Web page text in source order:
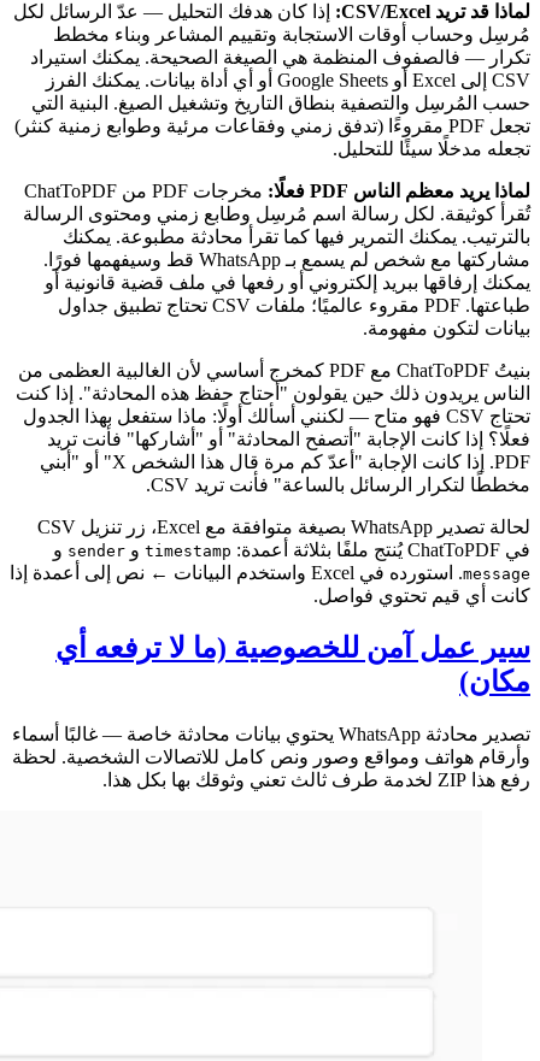
لماذا قد تريد CSV/Excel:
إذا كان هدفك التحليل — عدّ الرسائل لكل
مُرسِل وحساب أوقات الاستجابة وتقييم المشاعر وبناء مخطط
تكرار — فالصفوف المنظمة هي الصيغة الصحيحة. يمكنك استيراد
CSV إلى Excel أو Google Sheets أو أي أداة بيانات. يمكنك الفرز
حسب المُرسِل والتصفية بنطاق التاريخ وتشغيل الصيغ. البنية التي
تجعل PDF مقروءًا (تدفق زمني وفقاعات مرئية وطوابع زمنية كنثر)
تجعله مدخلًا سيئًا للتحليل.
لماذا يريد معظم الناس PDF فعلًا:
مخرجات PDF من ChatToPDF
تُقرأ كوثيقة. لكل رسالة اسم مُرسِل وطابع زمني ومحتوى الرسالة
بالترتيب. يمكنك التمرير فيها كما تقرأ محادثة مطبوعة. يمكنك
مشاركتها مع شخص لم يسمع بـ WhatsApp قط وسيفهمها فورًا.
يمكنك إرفاقها ببريد إلكتروني أو رفعها في ملف قضية قانونية أو
طباعتها. PDF مقروء عالميًا؛ ملفات CSV تحتاج تطبيق جداول
بيانات لتكون مفهومة.
بنيتُ ChatToPDF مع PDF كمخرج أساسي لأن الغالبية العظمى من
الناس يريدون ذلك حين يقولون "أحتاج حفظ هذه المحادثة". إذا كنت
تحتاج CSV فهو متاح — لكنني أسألك أولًا: ماذا ستفعل بهذا الجدول
فعلًا؟ إذا كانت الإجابة "أتصفح المحادثة" أو "أشاركها" فأنت تريد
PDF. إذا كانت الإجابة "أعدّ كم مرة قال هذا الشخص X" أو "أبني
مخططًا لتكرار الرسائل بالساعة" فأنت تريد CSV.
لحالة تصدير WhatsApp بصيغة متوافقة مع Excel، زر تنزيل CSV
في ChatToPDF يُنتج ملفًا بثلاثة أعمدة:
timestamp و sender و
message
. استورده في Excel واستخدم البيانات ← نص إلى أعمدة إذا
كانت أي قيم تحتوي فواصل.
سير عمل آمن للخصوصية (ما لا ترفعه أي
مكان)
تصدير محادثة WhatsApp يحتوي بيانات محادثة خاصة — غالبًا أسماء
وأرقام هواتف ومواقع وصور ونص كامل للاتصالات الشخصية. لحظة
رفع هذا ZIP لخدمة طرف ثالث تعني وثوقك بها بكل هذا.